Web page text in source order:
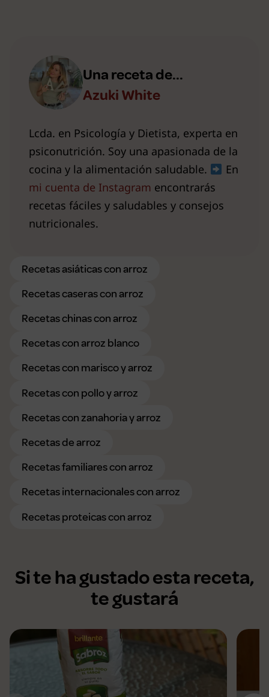
Una receta de...
Azuki White
Lcda. en Psicología y Dietista, experta en
psiconutrición. Soy una apasionada de la
cocina y la alimentación saludable.
En
mi cuenta de Instagram encontrarás
recetas fáciles y saludables y consejos
nutricionales.
Recetas asiáticas con arroz
Recetas caseras con arroz
Recetas chinas con arroz
Recetas con arroz blanco
Recetas con marisco y arroz
Recetas con pollo y arroz
Recetas con zanahoria y arroz
Recetas de arroz
Recetas familiares con arroz
Recetas internacionales con arroz
Recetas proteicas con arroz
Si te ha gustado esta receta,
te gustará